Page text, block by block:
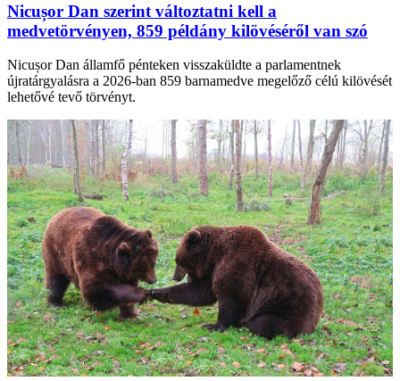
Nicușor Dan szerint változtatni kell a
medvetörvényen, 859 példány kilövéséről van szó
Nicușor Dan államfő pénteken visszaküldte a parlamentnek
újratárgyalásra a 2026-ban 859 barnamedve megelőző célú kilövését
lehetővé tevő törvényt.